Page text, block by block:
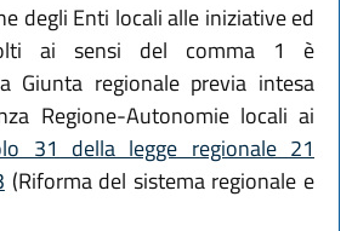
degli Enti locali alle iniziative ed
ai sensi del comma 1 è
Giunta regionale previa intesa
Regione-Autonomie locali ai
31 della legge regionale 21
(Riforma del sistema regionale e